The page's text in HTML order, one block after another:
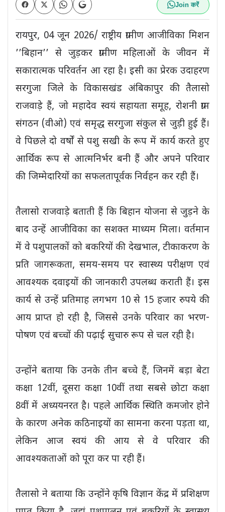
Join करें
रायपुर, 04 जून 2026/ राष्ट्रीय ग्रामीण आजीविका मिशन
’’बिहान’’ से जुड़कर ग्रामीण महिलाओं के जीवन में
सकारात्मक परिवर्तन आ रहा है। इसी का प्रेरक उदाहरण
सरगुजा जिले के विकासखंड अंबिकापुर की तैलासो
राजवाड़े हैं, जो महादेव स्वयं सहायता समूह, रोशनी ग्राम
संगठन (वीओ) एवं समृद्ध सरगुजा संकुल से जुड़ी हुई हैं।
वे पिछले दो वर्षों से पशु सखी के रूप में कार्य करते हुए
आर्थिक रूप से आत्मनिर्भर बनी हैं और अपने परिवार
की जिम्मेदारियों का सफलतापूर्वक निर्वहन कर रही हैं।
तैलासो राजवाड़े बताती हैं कि बिहान योजना से जुड़ने के
बाद उन्हें आजीविका का सशक्त माध्यम मिला। वर्तमान
में वे पशुपालकों को बकरियों की देखभाल, टीकाकरण के
प्रति जागरूकता, समय-समय पर स्वास्थ्य परीक्षण एवं
आवश्यक दवाइयों की जानकारी उपलब्ध कराती हैं। इस
कार्य से उन्हें प्रतिमाह लगभग 10 से 15 हजार रुपये की
आय प्राप्त हो रही है, जिससे उनके परिवार का भरण-
पोषण एवं बच्चों की पढ़ाई सुचारु रूप से चल रही है।
उन्होंने बताया कि उनके तीन बच्चे हैं, जिनमें बड़ा बेटा
कक्षा 12वीं, दूसरा कक्षा 10वीं तथा सबसे छोटा कक्षा
8वीं में अध्ययनरत है। पहले आर्थिक स्थिति कमजोर होने
के कारण अनेक कठिनाइयों का सामना करना पड़ता था,
लेकिन आज स्वयं की आय से वे परिवार की
आवश्यकताओं को पूरा कर पा रही हैं।
तैलासो ने बताया कि उन्होंने कृषि विज्ञान केंद्र में प्रशिक्षण